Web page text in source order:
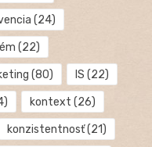
(24)
(22)
(80) IS (22)
kontext (26)
konzistentnosť(21)